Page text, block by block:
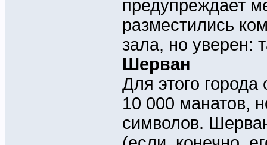
предупреждает
разместились
зала, но уверен:
Шерван
Для этого
10 000 манатов,
символов.